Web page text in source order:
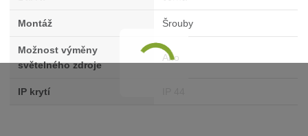
Montáž Šrouby
Možnost výměny
světelného zdroje
Ano
IP krytí